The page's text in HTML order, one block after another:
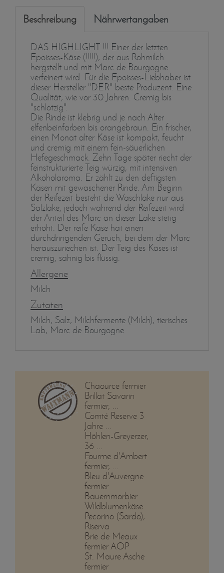
Beschreibung Nährwertangaben
DAS HIGHLIGHT !!! Einer der letzten
Epoisses-Käse (!!!!!), der aus Rohmilch
hergstellt und mit Marc de Bourgogne
verfeinert wird. Für die Epoisses-Liebhaber ist
dieser Hersteller "DER" beste Produzent. Eine
Qualität, wie vor 30 Jahren. Cremig bis
"schlotzig".
Die Rinde ist klebrig und je nach Alter
elfenbeinfarben bis orangebraun. Ein frischer,
einen Monat alter Käse ist kompakt, feucht
und cremig mit einem fein-säuerlichen
Hefegeschmack. Zehn Tage später riecht der
feinstrukturierte Teig würzig, mit intensiven
Alkoholaroma. Er zählt zu den deftigsten
Käsen mit gewaschener Rinde. Am Beginn
der Reifezeit besteht die Waschlake nur aus
Salzlake, jedoch während der Reifezeit wird
der Anteil des Marc an dieser Lake stetig
erhöht. Der reife Käse hat einen
durchdringenden Geruch, bei dem der Marc
herauszuriechen ist. Der Teig des Käses ist
cremig, sahnig bis flüssig.
Allergene
Milch
Zutaten
Milch, Salz, Milchfermente (Milch), tierisches
Lab, Marc de Bourgogne
Chaource fermier
Brillat Savarin
fermier, ...
Comté Reserve 3
Jahre ...
Höhlen-Greyerzer,
36 ...
Fourme d'Ambert
fermier, ...
Bleu d'Auvergne
fermier
Bauernmorbier
Wildblumenkäse
Pecorino (Sardo),
Riserva
Brie de Meaux
fermier AOP
St. Maure Asche
fermier